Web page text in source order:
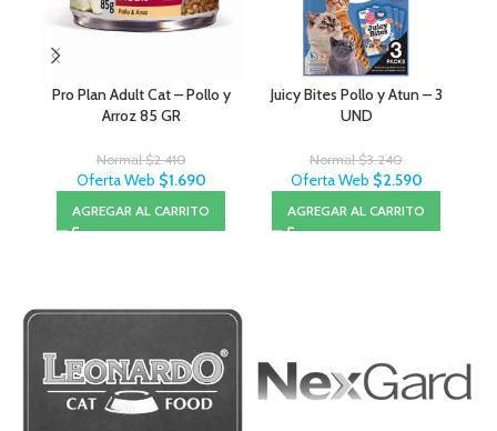
Pro Plan Adult Cat – Pollo y
Arroz 85 GR
Normal$2.410
Oferta Web $1.690
AGREGAR AL CARRITO
Juicy Bites Pollo y Atun – 3
UND
Normal$3.240
Oferta Web $2.590
AGREGAR AL CARRITO